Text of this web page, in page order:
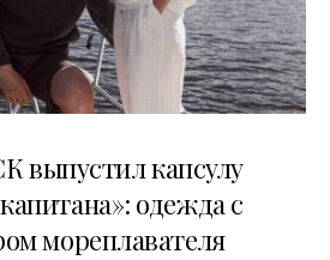
выпустил капсулу
одежда с
мореплавателя